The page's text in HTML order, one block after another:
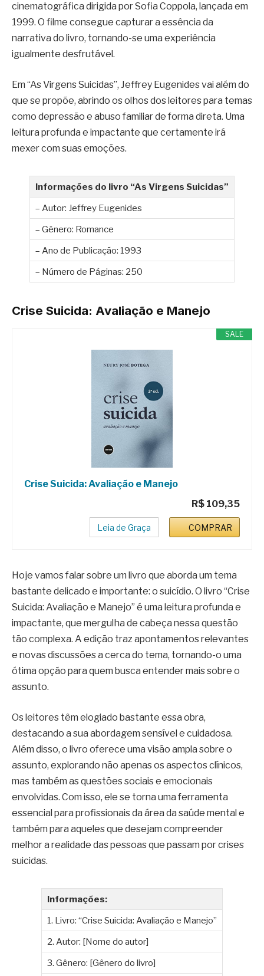
cinematográfica dirigida por Sofia Coppola, lançada em
1999. O filme consegue capturar a essência da
narrativa do livro, tornando-se uma experiência
igualmente desfrutável.
Em “As Virgens Suicidas”, Jeffrey Eugenides vai além do
que se propõe, abrindo os olhos dos leitores para temas
como depressão e abuso familiar de forma direta. Uma
leitura profunda e impactante que certamente irá
mexer com suas emoções.
Informações do livro “As Virgens Suicidas”
– Autor: Jeffrey Eugenides
– Gênero: Romance
– Ano de Publicação: 1993
– Número de Páginas: 250
Crise Suicida: Avaliação e Manejo
SALE
Crise Suicida: Avaliação e Manejo
R$ 109,35
Leia de Graça COMPRAR
Hoje vamos falar sobre um livro que aborda um tema
bastante delicado e importante: o suicídio. O livro “Crise
Suicida: Avaliação e Manejo” é uma leitura profunda e
impactante, que mergulha de cabeça nessa questão
tão complexa. A edição traz apontamentos relevantes
e novas discussões a cerca do tema, tornando-o uma
ótima opção para quem busca entender mais sobre o
assunto.
Os leitores têm elogiado bastante essa obra,
destacando a sua abordagem sensível e cuidadosa.
Além disso, o livro oferece uma visão ampla sobre o
assunto, explorando não apenas os aspectos clínicos,
mas também as questões sociais e emocionais
envolvidas. Com isso, ele se torna uma ferramenta
essencial para profissionais da área da saúde mental e
também para aqueles que desejam compreender
melhor a realidade das pessoas que passam por crises
suicidas.
Informações:
1. Livro: “Crise Suicida: Avaliação e Manejo”
2. Autor: [Nome do autor]
3. Gênero: [Gênero do livro]